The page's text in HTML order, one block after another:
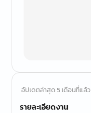
อัปเดตล่าสุด 5 เดือนที่แล้ว
รายละเอียดงาน